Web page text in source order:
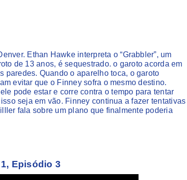
Ethan Hawke interpreta o “Grabbler”, um
de 13 anos, é sequestrado. o garoto acorda em
paredes. Quando o aparelho toca, o garoto
evitar que o Finney sofra o mesmo destino.
pode estar e corre contra o tempo para tentar
seja em vão. Finney continua a fazer tentativas
fala sobre um plano que finalmente poderia
Episódio 3